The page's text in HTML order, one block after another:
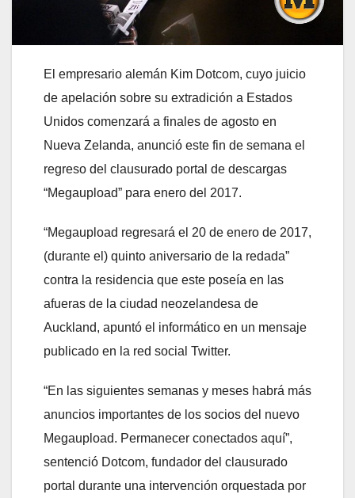
El empresario alemán Kim Dotcom, cuyo juicio
de apelación sobre su extradición a Estados
Unidos comenzará a finales de agosto en
Nueva Zelanda, anunció este fin de semana el
regreso del clausurado portal de descargas
“Megaupload” para enero del 2017.
“Megaupload regresará el 20 de enero de 2017,
(durante el) quinto aniversario de la redada”
contra la residencia que este poseía en las
afueras de la ciudad neozelandesa de
Auckland, apuntó el informático en un mensaje
publicado en la red social Twitter.
“En las siguientes semanas y meses habrá más
anuncios importantes de los socios del nuevo
Megaupload. Permanecer conectados aquí”,
sentenció Dotcom, fundador del clausurado
portal durante una intervención orquestada por